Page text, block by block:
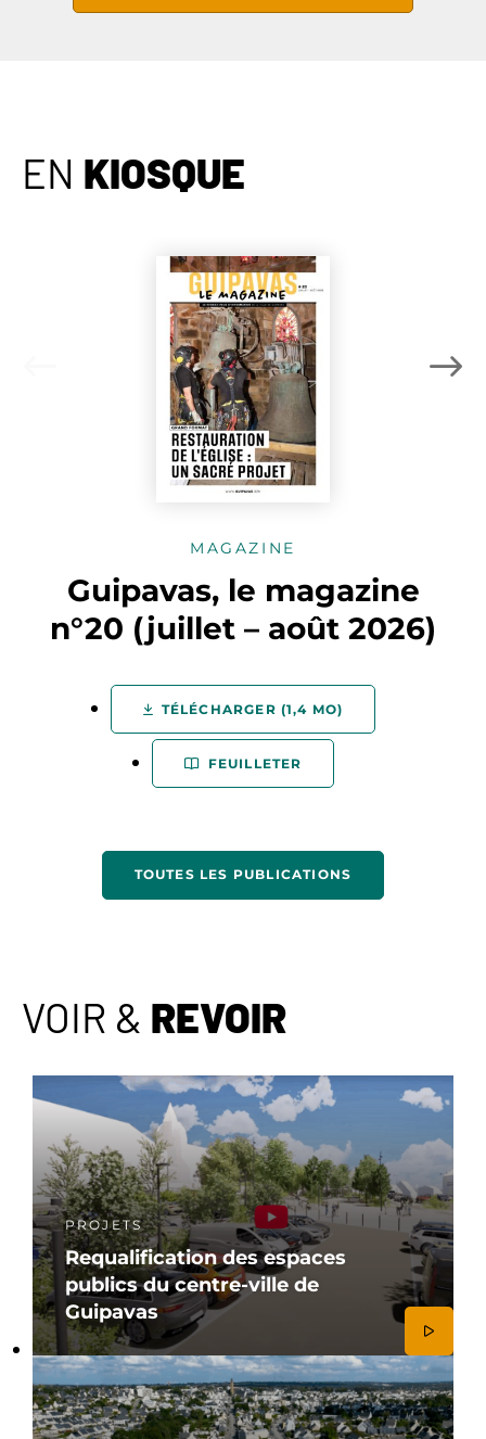
EN KIOSQUE
MAGAZINE
Guipavas, le magazine
n°20 (juillet – août 2026)
TÉLÉCHARGER (1,4 MO)
FEUILLETER
TOUTES LES PUBLICATIONS
VOIR & REVOIR
PROJETS
Requalification des espaces
publics du centre-ville de
Guipavas